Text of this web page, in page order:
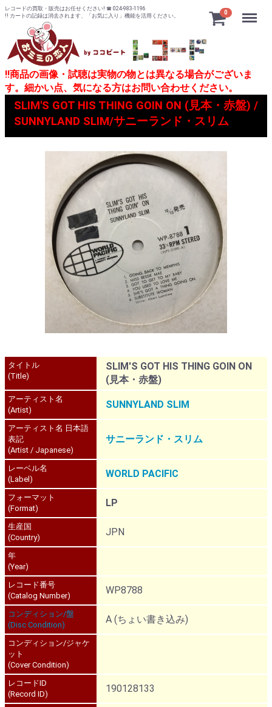
レコードの買取・販売はお任せください! ☎ 024-983-1196
!! カートの記録は消去されます、「お気に入り」機能を活用ください。
0 Menu
!!商品の画像・試聴は実物の物とは異なる場合がございま
す。細かい点、気になる方はお問い合わせください。
SLIM'S GOT HIS THING GOIN ON (見本・赤盤) /
SUNNYLAND SLIM/サニーランド・スリム
タイトル
(Title)
SLIM'S GOT HIS THING GOIN ON
(見本・赤盤)
アーティスト名
(Artist)
SUNNYLAND SLIM
アーティスト名 日本語
表記
(Artist / Japanese)
サニーランド・スリム
レーベル名
(Label)
WORLD PACIFIC
フォーマット
(Format)
LP
生産国
(Country)
JPN
年
(Year)
レコード番号
(Catalog Number)
WP8788
コンディション/盤
(Disc Condition)
A (ちょい書き込み)
コンディション/ジャケ
ット
(Cover Condition)
レコードID
(Record ID)
190128133